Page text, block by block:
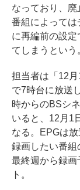
なっており、廃
番組によっては
に再編前の設
てしまうという
担当者は「12
で7時台に放送
時からのBSシ
いると、12月1
なる。EPGは
録画したい番組
最終週から録画
ト。